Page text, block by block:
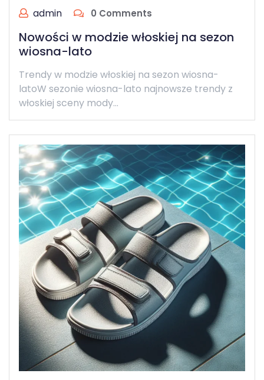
admin 0 Comments
Nowości w modzie włoskiej na sezon
wiosna-lato
Trendy w modzie włoskiej na sezon wiosna-
latoW sezonie wiosna-lato najnowsze trendy z
włoskiej sceny mody…